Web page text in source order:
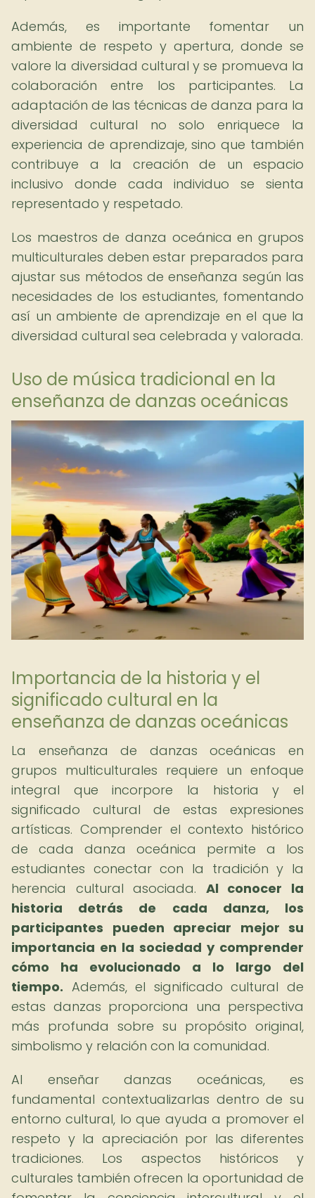
Además, es importante fomentar un
ambiente de respeto y apertura, donde se
valore la diversidad cultural y se promueva la
colaboración entre los participantes. La
adaptación de las técnicas de danza para la
diversidad cultural no solo enriquece la
experiencia de aprendizaje, sino que también
contribuye a la creación de un espacio
inclusivo donde cada individuo se sienta
representado y respetado.
Los maestros de danza oceánica en grupos
multiculturales deben estar preparados para
ajustar sus métodos de enseñanza según las
necesidades de los estudiantes, fomentando
así un ambiente de aprendizaje en el que la
diversidad cultural sea celebrada y valorada.
Uso de música tradicional en la
enseñanza de danzas oceánicas
Importancia de la historia y el
significado cultural en la
enseñanza de danzas oceánicas
La enseñanza de danzas oceánicas en
grupos multiculturales requiere un enfoque
integral que incorpore la historia y el
significado cultural de estas expresiones
artísticas. Comprender el contexto histórico
de cada danza oceánica permite a los
estudiantes conectar con la tradición y la
herencia cultural asociada. Al conocer la
historia detrás de cada danza, los
participantes pueden apreciar mejor su
importancia en la sociedad y comprender
cómo ha evolucionado a lo largo del
tiempo. Además, el significado cultural de
estas danzas proporciona una perspectiva
más profunda sobre su propósito original,
simbolismo y relación con la comunidad.
Al enseñar danzas oceánicas, es
fundamental contextualizarlas dentro de su
entorno cultural, lo que ayuda a promover el
respeto y la apreciación por las diferentes
tradiciones. Los aspectos históricos y
culturales también ofrecen la oportunidad de